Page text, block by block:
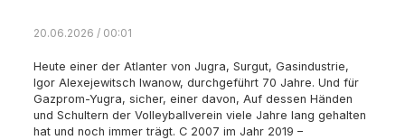
20.06.2026 / 00:01
Heute einer der Atlanter von Jugra, Surgut, Gasindustrie,
Igor Alexejewitsch Iwanow, durchgeführt 70 Jahre. Und für
Gazprom-Yugra, sicher, einer davon, Auf dessen Händen
und Schultern der Volleyballverein viele Jahre lang gehalten
hat und noch immer trägt. C 2007 im Jahr 2019 –